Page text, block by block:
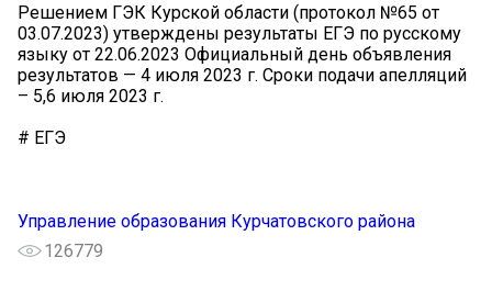
Решением ГЭК Курской области (протокол №65 от
03.07.2023) утверждены результаты ЕГЭ по русскому
языку от 22.06.2023 Официальный день объявления
результатов — 4 июля 2023 г. Сроки подачи апелляций
– 5,6 июля 2023 г.
# ЕГЭ
Управление образования Курчатовского района
126779